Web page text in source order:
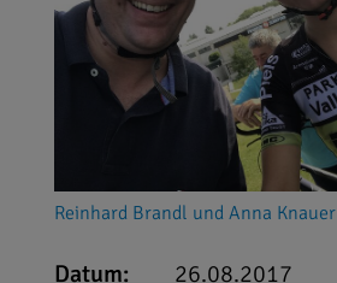
Reinhard Brandl und Anna Knauer
Datum:
26.08.2017